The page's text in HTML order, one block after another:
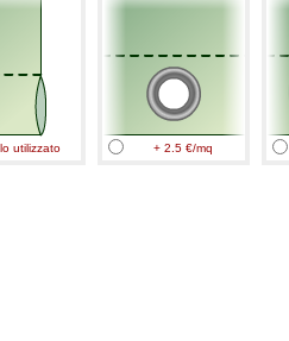
utilizzato + 2.5 €/mq